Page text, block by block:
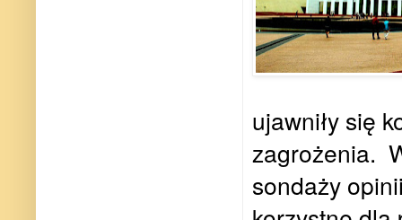
ujawniły się
zagrożenia.
sondaży